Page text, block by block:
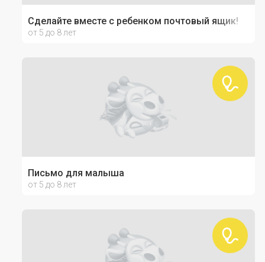
Сделайте вместе с ребенком почтовый ящик!
от 5 до 8 лет
Письмо для малыша
от 5 до 8 лет